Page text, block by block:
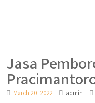
Jasa
March 20, 2022 admin